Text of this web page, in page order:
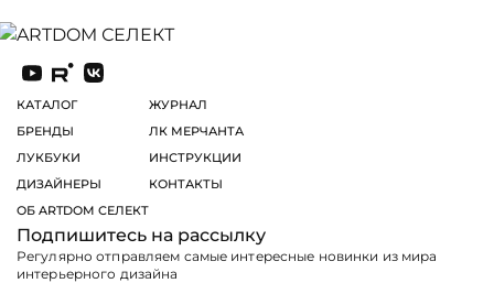
КАТАЛОГ
БРЕНДЫ
ЛУКБУКИ
ДИЗАЙНЕРЫ
ОБ ARTDOM СЕЛЕКТ
ЖУРНАЛ
ЛК МЕРЧАНТА
ИНСТРУКЦИИ
КОНТАКТЫ
Подпишитесь на рассылку
Регулярно отправляем самые интересные новинки из мира
интерьерного дизайна